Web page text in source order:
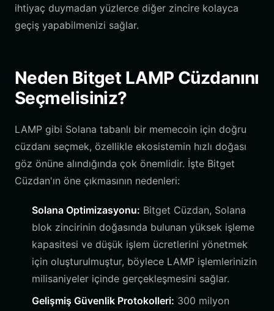
ihtiyaç duymadan yüzlerce diğer zincire kolayca
geçiş yapabilmenizi sağlar.
Neden Bitget LAMP Cüzdanını
Seçmelisiniz?
LAMP gibi Solana tabanlı bir memecoin için doğru
cüzdanı seçmek, özellikle ekosistemin hızlı doğası
göz önüne alındığında çok önemlidir. İşte Bitget
Cüzdan'ın öne çıkmasının nedenleri:
Solana Optimizasyonu: Bitget Cüzdan, Solana
blok zincirinin doğasında bulunan yüksek işleme
kapasitesi ve düşük işlem ücretlerini yönetmek
için oluşturulmuştur, böylece LAMP işlemlerinizin
milisaniyeler içinde gerçekleşmesini sağlar.
Gelişmiş Güvenlik Protokolleri: 300 milyon